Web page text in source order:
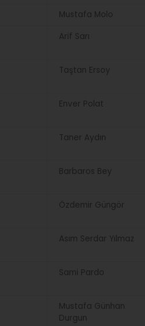
Mustafa Molo
Arif Sarı
Taştan Ersoy
Enver Polat
Taner Aydın
Barbaros Bey
Özdemir Güngör
Asım Serdar Yılmaz
Sami Pardo
Mustafa Günhan
Durgun